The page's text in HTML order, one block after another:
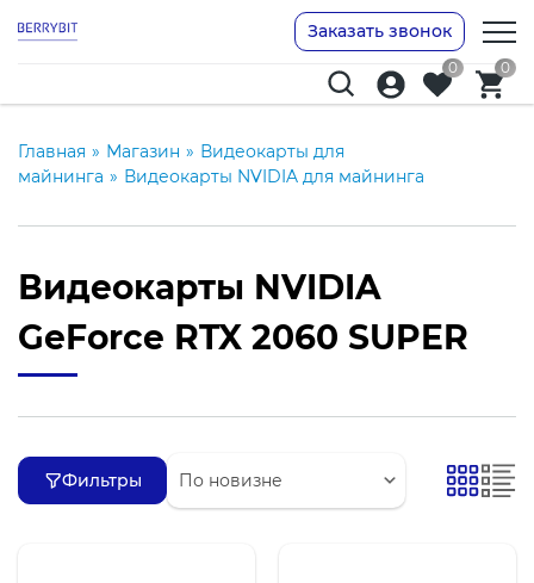
Заказать звонок
0 0
Главная » Магазин » Видеокарты для
майнинга » Видеокарты NVIDIA для майнинга
Видеокарты NVIDIA
GeForce RTX 2060 SUPER
Фильтры